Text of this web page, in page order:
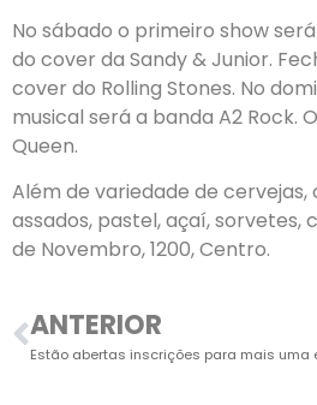
No sábado o primeiro show
do cover da Sandy & Junior.
cover do Rolling Stones. No
musical será a banda A2 Rock.
Queen.
Além de variedade de
assados, pastel, açaí, sorvetes,
de Novembro, 1200, Centro.
ANTERIOR